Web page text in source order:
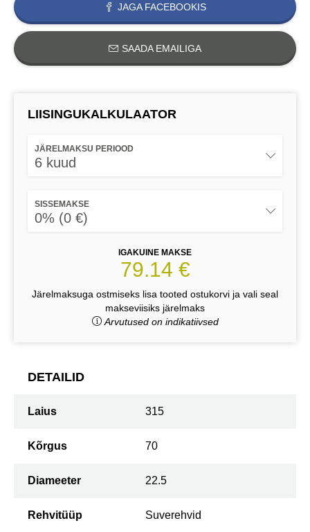
JAGA FACEBOOKIS
SAADA EMAILIGA
LIISINGUKALKULAATOR
JÄRELMAKSU PERIOOD
6 kuud
SISSEMAKSE
0% (0 €)
IGAKUINE MAKSE
79.14 €
Järelmaksuga ostmiseks lisa tooted ostukorvi ja vali seal
makseviisiks järelmaks
Arvutused on indikatiivsed
DETAILID
Laius 315
Kõrgus 70
Diameeter 22.5
Rehvitüüp Suverehvid